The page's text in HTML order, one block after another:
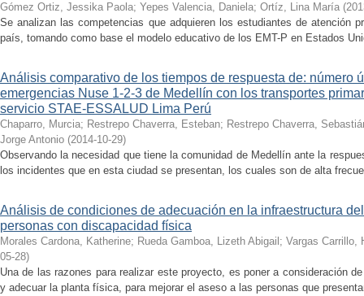
Gómez Ortiz, Jessika Paola; Yepes Valencia, Daniela; Ortíz, Lina María (
Se analizan las competencias que adquieren los estudiantes de atención
país, tomando como base el modelo educativo de los EMT-P en Estados
Análisis comparativo de los tiempos de respuesta de: número
emergencias Nuse 1-2-3 de Medellín con los transportes
servicio STAE-ESSALUD Lima Perú
Chaparro, Murcia; Restrepo Chaverra, Esteban; Restrepo Chaverra,
Jorge Antonio (2014-10-29)
Observando la necesidad que tiene la comunidad de Medellín ante la
los incidentes que en esta ciudad se presentan, los cuales son de alta
Análisis de condiciones de adecuación en la infraestructura
personas con discapacidad física
Morales Cardona, Katherine; Rueda Gamboa, Lizeth Abigail ; Vargas Carrillo,
05-28)
Una de las razones para realizar este proyecto, es poner a consideración
y adecuar la planta física, para mejorar el aseso a las personas que